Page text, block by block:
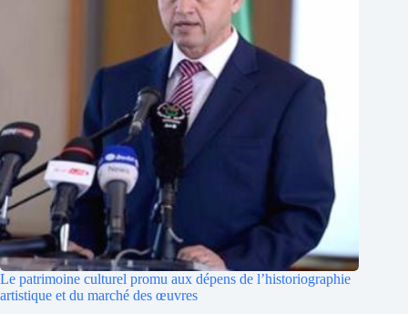
Le patrimoine culturel promu aux dépens de l’historiographie
artistique et du marché des œuvres